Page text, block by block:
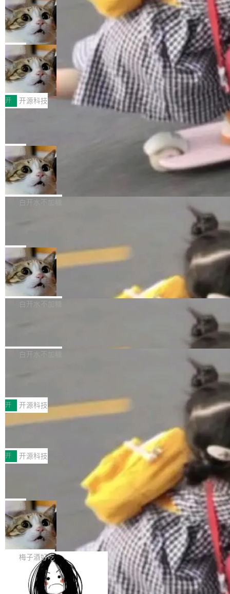
现实 过去两年，CIO们的焦虑清单上多了两项：
一是如何让大模型和智能体应用安全地从PoC走
向生产，二是如何让测试团队跟得上AI应用...
设置，如果用布尔值 + 可空字段来表示——bool
ean 表示是否可切换，nullable 的默认模式、浅
色方案、深色方案——会产生大量无意义的组
合。方案缺了、配置冲突了、全 null 了。要知道
哪些组合有效，作者说，你得靠"文档、校验、或
者部落知识"。 换个写法。Rust 的 enum，两个
变体：Switchable...
个"AI 知识库 + 聊天机器人"——每个大厂都在
做，没什么新鲜的。 但 Kenton Varda 在 Twitte
r 上把事情说清楚了： 今天我们发布了 Cloudfla
re OS，一个带连接器的聊天机器人，跟其他所
有科技公司做的一样。只不过，实际上它不一
样。这是 Sandstorm.io 的重制版，我十年前的
那个创业公司。不同的是，这次它构建在 Cloudf
lare Workers 上——我花了九年时间搭建的平台
——并且深度集成了 AI。这基本上是我十年秘密
Deno 团队开源 Celld，可自托管的分
布式 Durable Objects
Ryan Dahl 领导的 Deno 团队推出了最新开源项
目 Celld，一个能在自己机器上运行 Cloudflare
Workers 和 Durable Objects 的守护进程。 设
计思路很直接：每个对象是一个独立的 SQLite
数据库，按名称寻址，复制到你自己的 S3 兼容
存储库里。节点之间只通过这个存储库协调——
没有控制平面，没有共识协议。每个对象自带一
个小型数据库，应用天然按分片构建，单个数据
库的竞争和爆炸半径问题在设计层面就被消除
了。 闲置的 cell 会休眠到几乎不占资源。当 cel
l 迁移或唤醒时，新宿主从 S3 恢复 SQLite 数据
库继续执行。存储库是持久化的唯一真相...
局
鲁大师7月新机性能/流畅/AI榜：vivo夺
性能、流畅双第一，三星Galaxy Z系列
新折叠缺席
2026年7月的手机市场，由于存储等硬件成本暴
增，手机厂商的日子也不好过啊，新机速度明显
放缓，因此硝烟味淡了许多。新机参数规格除开
高价的三星折叠（三星Galaxy Z Fold8 Ultra / Z
Fold8 / Z Flip8）外，其余要么是中低端机器，
例如iQOO Z11i、REDMI Note 17、REDMI No
te 17 Pro、OPPO K15，要么是vivo X300 E这
样的次旗舰。 Galaxy Z Fold8 Ultra / Z Fold8 /
Z Flip8三款折叠屏新机均在7月22日发布，且全
部搭载骁龙8 Elite Gen5 for Galaxy，它们本该
开 开源科技
Zed 编辑器团队发布了新项目——DeltaDB，一
个在 git commit 之间记录每一次编辑操作的版
本控制系统。目前处于 Early Access 阶段。 De
ltaDB 的核心思路直接写在 landing page 最显
眼的位置：「Software is made between com
mits」——软件是在 commit 之间写出来的。git
是把这段空隙补上。 回退到任何一次编辑：Delt
aDB 捕获 commit 之间的每一次操作，...
局
SpaceXAI 单季资本开支达 183 亿美元
根据风险投资人Tomer Tunguz 博客（VC 分
析）披露的最新分析与第二季度业绩报告，Spac
微软同期总资本开支的四成。 与亚马逊、Alpha
bet、微软以及 Meta 等传统科技巨头相比，Spa
ceXAI的资金消耗速度尤为引人瞩目。然而，支
撑庞大支出的资金来源却呈现出截然不同的面
貌。数据显示，微软和 Meta 主要依托充沛的经
白开水不加糖
一个在终端里运行的编程 agent；Muse Spark
1.2，驱动这个 agent 的新模型。一句话概括：
你可以用 curl -fsSL https://dev.meta.ai/install.
sh | bash 安装一个能在大项目里自动规划、写
代码、验证结果的 AI 终端工具。 据介绍，Muse
个主 agent 循环，外加一组后台 agent。这些后
局
美团开源 LoHoSearch，用知识图谱校
准 AI 能力认知
机器出题的前提，是让机器拥有全局视野。整个
构建流程可以分为四个环节：建图 → 控制难度
白开水不加糖
库，并将作为transport接入Mooncake TENT。
MPComm将作为一种传输引擎接入Mooncake T
ENT，实现零拷贝传输性能提升30%、非零拷贝
传输性能最高提升5倍。UCL-MPComm底层基
于自研UCL-Engine通信引擎，后续腾讯网平将
持续开源更多基于UCL-Engine的高性能通信组
件。 腾讯网平团队在UCL-MPComm中实现了一
个独立于业务线程的全局通信引擎（Engine），
白开水不加糖
型案例入选名单》，深信服“面向企业研发场景的
开源 AI 编程平台 CoStrict 应用”凭借卓越的技术
创新与落地成效成功入选。 全链路私有化部署，
助力企业AI研发安全落地 当前，越来越多企业已
经开始引入 AI Coding 工具，通过调用公有云模
型或企业内部部署模型提升研发效率。但随着 AI
Coding 从个人辅助工具逐步走向团队级、组织
级应用，企业在规模化落地过程中，对安全性、
可控性和代码质量提出了更高要求。 首先是数据
安全与合规要求。对于大多数普通研发场景，公
有云模型能够满足快速试用和效率提升的需求。
但对于金融、能源、医疗等对数据安全要求较...
开 开源科技
深信服AI算力网关入选工信部人工智能
前不久，工业和信息化部正式发布《2025年人工
智能应用典型案例名单》，集中展示人工智能在
各领域的应用成果，覆盖技术底座、行业赋能、
产品应用、支撑保障、专题等五大方向。深信服
AI算力网关（AI创新平台）成功入选！ 随着各行
各业的Agent走向规模化建设，算力构成形态逐
渐丰富，用户关注的重点也在发生变化：不只是
让AI用起来，还要进一步看清混合算力时代下，
Token花在哪里、算力是否被充分利用，以及持
续增长的AI成本该如何优化。 深信服AI算力网关
正是围绕这些实际问题，从Token治理和成本治
理两个方面，让用户的每一份算力都看得清、管
得住、用得稳、省得下、更安全！ 一、从现在开
开 开源科技
Jeff Dean 离开 Google：一个时代的结
束，一个实验室的开始
Google 员工编号 20。MapReduce 作者之一。
Bigtable 作者之一。TensorFlow 的作者之一。
Gemini 的架构师。Google 首席科学家。 Jeff D
ean 在 Google 工作了 27 年后，宣布离职。 他
不是一个人走。一同离开的还有 Sanjay Ghema
wat（Google 员工编号 23，Jeff Dean 二十多
年的编程搭档，MapReduce 和 Bigtable 的共同
作者）、Quoc Le（Google 大脑核心成员，Se
q2Seq 和 DocAI 的共同发明人）以及 Oriol Vin
局
🔥 SolonCode v2026.8.4 发布：界面
字体可调、22 种语言、记忆搜索增强
打开终端就能上岗的全中文编码智能体，这一轮
把「看得清、用母语、记得住」三件事一次补
齐。 SolonCode 是什么 SolonCode 是杭州无
耳科技研发的企业级终端编码智能体——一位全
中文驱动的数字员工，自主理解需求、规划步
梅子酒好吃
让“代码语义理解”深度释放AI Coding
价值潜能：华为云码道（CodeArts）